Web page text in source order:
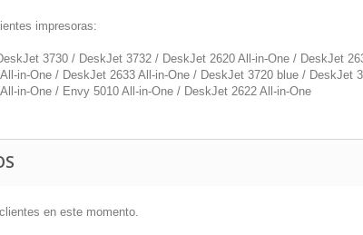
impresoras:
3730 / DeskJet 3732 / DeskJet 2620 All-in-One / DeskJet
in-One / DeskJet 2633 All-in-One / DeskJet 3720 blue /
in-One / Envy 5010 All-in-One / DeskJet 2622 All-in-One
en este momento.